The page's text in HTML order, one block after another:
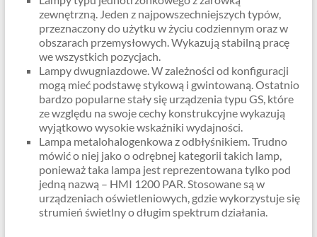
zewnętrzną. Jeden z najpowszechniejszych typów,
przeznaczony do użytku w życiu codziennym oraz w
obszarach przemysłowych. Wykazują stabilną pracę
we wszystkich pozycjach.
Lampy dwugniazdowe. W zależności od konfiguracji
mogą mieć podstawę stykową i gwintowaną. Ostatnio
bardzo popularne stały się urządzenia typu GS, które
ze względu na swoje cechy konstrukcyjne wykazują
wyjątkowo wysokie wskaźniki wydajności.
Lampa metalohalogenkowa z odbłyśnikiem. Trudno
mówić o niej jako o odrębnej kategorii takich lamp,
ponieważ taka lampa jest reprezentowana tylko pod
jedną nazwą – HMI 1200 PAR. Stosowane są w
urządzeniach oświetleniowych, gdzie wykorzystuje się
strumień świetlny o długim spektrum działania.